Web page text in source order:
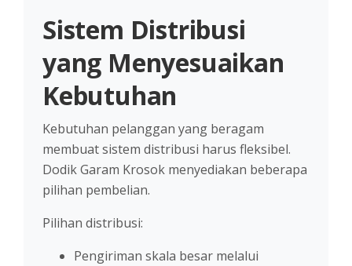
Sistem Distribusi
yang Menyesuaikan
Kebutuhan
Kebutuhan pelanggan yang beragam
membuat sistem distribusi harus fleksibel.
Dodik Garam Krosok menyediakan beberapa
pilihan pembelian.
Pilihan distribusi:
Pengiriman skala besar melalui